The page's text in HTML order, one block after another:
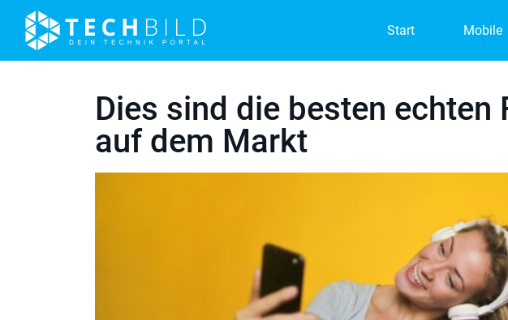
Start Mobile
Dies sind die besten echten
auf dem Markt